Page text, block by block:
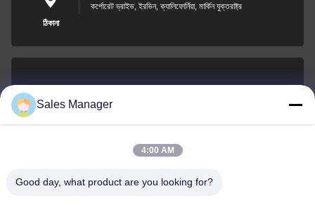
ঠিকানা
কর্পোরেট ড্রাইভ, ইরভিন, ক্যালিফোর্নিয়া, মার্কিন যুক্তরাষ্ট্র
001-512-7443871
Sales Manager
4:00 AM
Good day, what product are you looking for?